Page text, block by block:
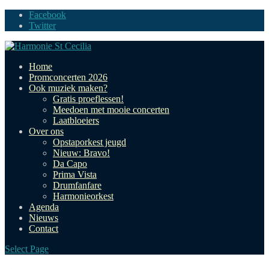
Facebook
Twitter
Home
Promconcerten 2026
Ook muziek maken?
Gratis proeflessen!
Meedoen met mooie concerten
Laatbloeiers
Over ons
Opstaporkest jeugd
Nieuw: Bravo!
Da Capo
Prima Vista
Drumfanfare
Harmonieorkest
Agenda
Nieuws
Contact
Select Page